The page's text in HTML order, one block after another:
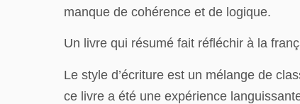
manque de cohérence et de logique.
Un livre qui résumé fait réfléchir à la
Le style d’écriture est un mélange de
ce livre a été une expérience